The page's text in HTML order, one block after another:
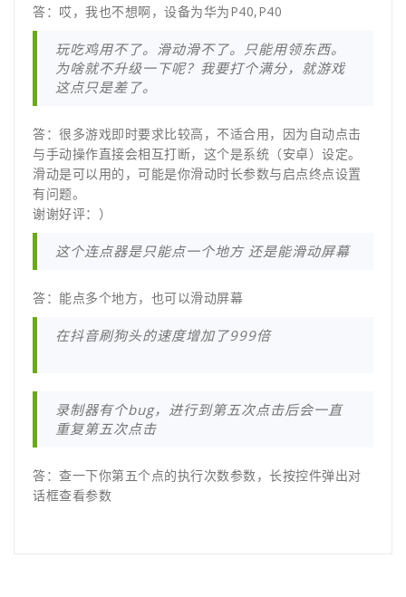
答：哎，我也不想啊，设备为华为P40,P40
玩吃鸡用不了。滑动滑不了。只能用领东西。
为啥就不升级一下呢？我要打个满分，就游戏
这点只是差了。
答：很多游戏即时要求比较高，不适合用，因为自动点击
与手动操作直接会相互打断，这个是系统（安卓）设定。
滑动是可以用的，可能是你滑动时长参数与启点终点设置
有问题。
谢谢好评：）
这个连点器是只能点一个地方 还是能滑动屏幕
答：能点多个地方，也可以滑动屏幕
在抖音刷狗头的速度增加了999倍
录制器有个bug，进行到第五次点击后会一直
重复第五次点击
答：查一下你第五个点的执行次数参数，长按控件弹出对
话框查看参数